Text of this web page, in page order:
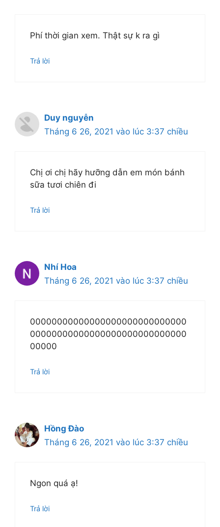
Phí thời gian xem. Thật sự k ra gì
Trả lời
Duy nguyễn
Tháng 6 26, 2021 vào lúc 3:37 chiều
Chị ơi chị hãy hưỡng dẫn em món bánh
sữa tươi chiên đi
Trả lời
Nhí Hoa
Tháng 6 26, 2021 vào lúc 3:37 chiều
00000000000000000000000000000
00000000000000000000000000000
00000
Trả lời
Hồng Đào
Tháng 6 26, 2021 vào lúc 3:37 chiều
Ngon quá ạ!
Trả lời